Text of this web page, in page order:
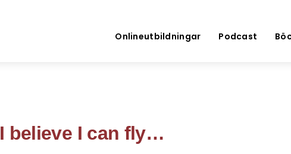
Onlineutbildningar Podcast
I believe I can fly…